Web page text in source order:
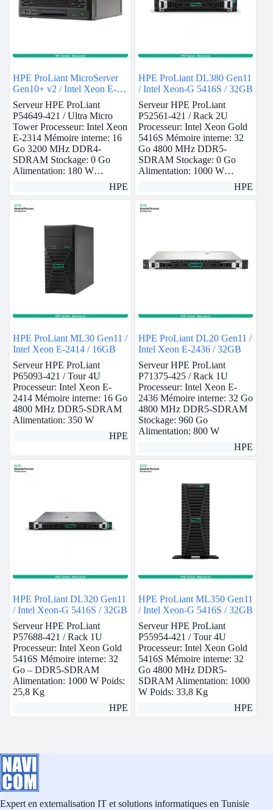
HPE ProLiant MicroServer
Gen10+ v2 / Intel Xeon E-
2314 / 16GB
Serveur HPE ProLiant
P54649-421 / Ultra Micro
Tower Processeur: Intel Xeon
E-2314 Mémoire interne: 16
Go 3200 MHz DDR4-
SDRAM Stockage: 0 Go
Alimentation: 180 W…
HPE
HPE ProLiant DL380 Gen11
/ Intel Xeon-G 5416S / 32GB
Serveur HPE ProLiant
P52561-421 / Rack 2U
Processeur: Intel Xeon Gold
5416S Mémoire interne: 32
Go 4800 MHz DDR5-
SDRAM Stockage: 0 Go
Alimentation: 1000 W…
HPE
HPE ProLiant ML30 Gen11 /
Intel Xeon E-2414 / 16GB
Serveur HPE ProLiant
P65093-421 / Tour 4U
Processeur: Intel Xeon E-
2414 Mémoire interne: 16 Go
4800 MHz DDR5-SDRAM
Alimentation: 350 W
HPE
HPE ProLiant DL20 Gen11 /
Intel Xeon E-2436 / 32GB
Serveur HPE ProLiant
P71375-425 / Rack 1U
Processeur: Intel Xeon E-
2436 Mémoire interne: 32 Go
4800 MHz DDR5-SDRAM
Stockage: 960 Go
Alimentation: 800 W
HPE
HPE ProLiant DL320 Gen11
/ Intel Xeon-G 5416S / 32GB
Serveur HPE ProLiant
P57688-421 / Rack 1U
Processeur: Intel Xeon Gold
5416S Mémoire interne: 32
Go – DDR5-SDRAM
Alimentation: 1000 W Poids:
25,8 Kg
HPE
HPE ProLiant ML350 Gen11
/ Intel Xeon-G 5416S / 32GB
Serveur HPE ProLiant
P55954-421 / Tour 4U
Processeur: Intel Xeon Gold
5416S Mémoire interne: 32
Go 4800 MHz DDR5-
SDRAM Alimentation: 1000
W Poids: 33,8 Kg
HPE
Expert en externalisation IT et solutions informatiques en Tunisie